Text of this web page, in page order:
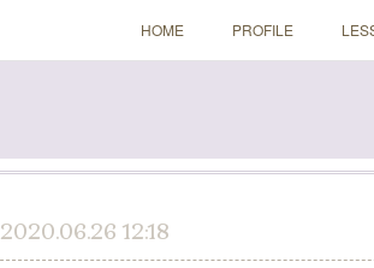
HOME PROFILE
2020.06.26 12:18